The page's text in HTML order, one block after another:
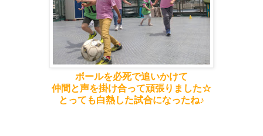
ボールを必死で追いかけて
仲間と声を掛け合って頑張りました☆
とっても白熱した試合になったね♪